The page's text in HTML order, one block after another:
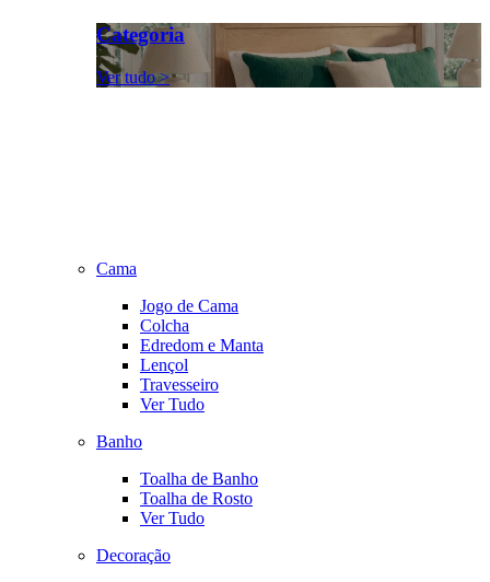
Categoria
Ver tudo >
Cama
Jogo de Cama
Colcha
Edredom e Manta
Lençol
Travesseiro
Ver Tudo
Banho
Toalha de Banho
Toalha de Rosto
Ver Tudo
Decoração